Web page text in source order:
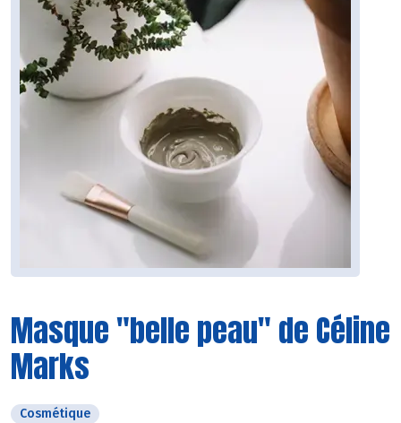
Masque "belle peau" de Céline
Marks
Cosmétique